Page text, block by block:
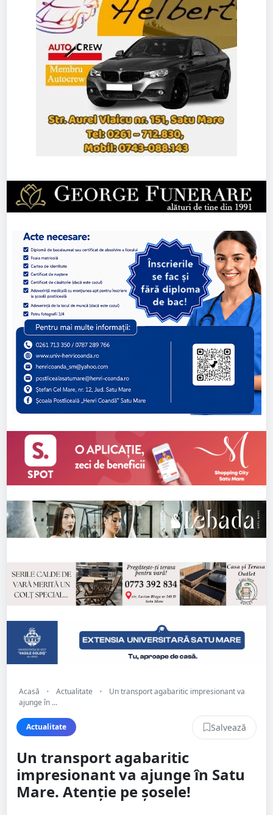
Acasă • Actualitate •
Un transport agabaritic impresionant va
ajunge în ...
Actualitate Salvează
Un transport agabaritic
impresionant va ajunge în Satu
Mare. Atenție pe șosele!